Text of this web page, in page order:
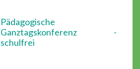
Pädagogische
Ganztagskonferenz -
schulfrei